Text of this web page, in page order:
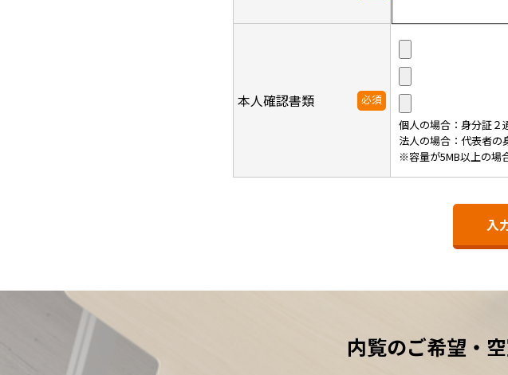
本人確認書類
必須
個人の場合：身分証２
法人の場合：代表者の
※容量が5MB以上の場
内覧のご希望・